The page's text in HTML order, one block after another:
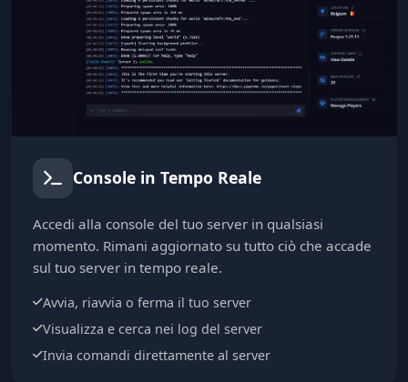
Console in Tempo Reale
Accedi alla console del tuo server in qualsiasi
momento. Rimani aggiornato su tutto ciò che accade
sul tuo server in tempo reale.
Avvia, riavvia o ferma il tuo server
Visualizza e cerca nei log del server
Invia comandi direttamente al server